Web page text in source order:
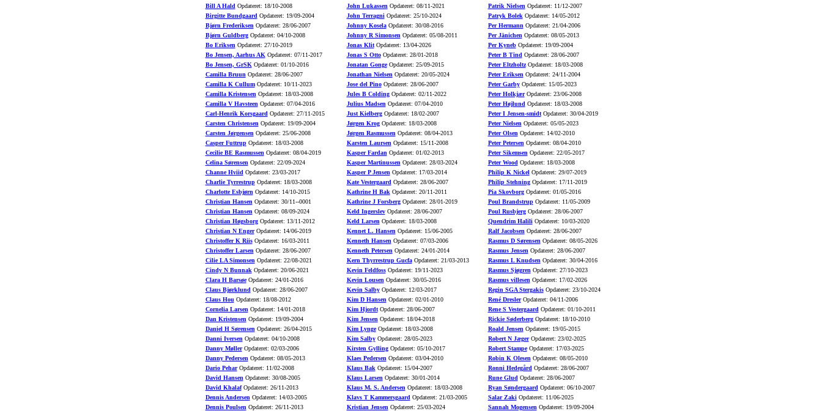
Bill A Hald Opdateret: 18/10-2008
Birgitte Bundgaard Opdateret: 19/09-2004
Bjørn Frederiksen Opdateret: 28/06-2007
Bjørn GuldbergOpdateret: 04/10-2008
Bo Eriksen Opdateret: 27/10-2019
Bo Jensen, Aarhus AK Opdateret: 07/11-2017
Bo Jensen, GrSK Opdateret: 01/10-2016
Camilla Bruun Opdateret: 28/06-2007
Camilla K CullumOpdateret: 10/11-2023
Camilla Kristensen Opdateret: 18/03-2008
Camilla V Havsteen Opdateret: 07/04-2016
Carl-Henrik Korsgaard Opdateret: 27/11-2015
Carsten Christensen Opdateret: 19/09-2004
Carsten Jørgensen Opdateret: 25/06-2008
Casper FuttrupOpdateret: 18/03-2008
Cecilie BE Rasmussen Opdateret: 08/04-2019
Celina Sørensen Opdateret: 22/09-2024
Channe Hviid Opdateret: 23/03-2017
Charlie TyrrestrupOpdateret: 18/03-2008
Charlotte Esbjørn Opdateret: 14/10-2015
Christian Hansen Opdateret: 30/11--0001
Christian Hansen Opdateret: 08/09-2024
Christian HøgsborgOpdateret: 13/11-2012
Christian N EngerOpdateret: 14/06-2019
Christoffer K RiisOpdateret: 16/03-2011
Christoffer Larsen Opdateret: 28/06-2007
Cilie LA Simonsen Opdateret: 22/08-2021
Cindy N Bunnak Opdateret: 20/06-2021
Clara H BarsøeOpdateret: 24/01-2016
Claus Bjørklund Opdateret: 28/06-2007
Claus Hou Opdateret: 18/08-2012
Cornelia Larsen Opdateret: 14/01-2018
Dan Kristensen Opdateret: 19/09-2004
Daniel H Sørensen Opdateret: 26/04-2015
Danni Iversen Opdateret: 04/10-2008
Danny MøllerOpdateret: 02/03-2006
Danny Pedersen Opdateret: 08/05-2013
Dario PeharOpdateret: 11/02-2008
David Hansen Opdateret: 30/08-2005
David KhalafOpdateret: 26/11-2013
Dennis Andersen Opdateret: 14/03-2005
Dennis Poulsen Opdateret: 26/11-2013
John Lukassen Opdateret: 08/11-2021
John TerragniOpdateret: 25/10-2024
Johnny KoselaOpdateret: 30/08-2016
Johnny R Simonsen Opdateret: 05/08-2011
Jonas KlitOpdateret: 13/04-2026
Jonas S OttoOpdateret: 28/01-2018
Jonatan GongeOpdateret: 25/09-2015
Jonathan Nielsen Opdateret: 20/05-2024
Jose del PinoOpdateret: 28/06-2007
Jules B ColdingOpdateret: 02/11-2022
Julius Madsen Opdateret: 07/04-2010
Just KielbergOpdateret: 18/02-2007
Jørgen KrogOpdateret: 18/03-2008
Jørgen Rasmussen Opdateret: 08/04-2013
Karsten Laursen Opdateret: 15/11-2008
Kasper Fardan Opdateret: 01/02-2013
Kasper Martinussen Opdateret: 28/03-2024
Kasper P Jensen Opdateret: 17/03-2014
Kate Vestergaard Opdateret: 28/06-2007
Kathrine H Bak Opdateret: 20/11-2011
Kathrine J ForsbergOpdateret: 28/01-2019
Keld IngerslevOpdateret: 28/06-2007
Keld Larsen Opdateret: 18/03-2008
Kennet L. Hansen Opdateret: 15/06-2005
Kenneth Hansen Opdateret: 07/03-2006
Kenneth Petersen Opdateret: 24/01-2014
Kern Thyrrestrup GucfaOpdateret: 21/03-2013
Kevin FeldfossOpdateret: 19/11-2023
Kevin Lousen Opdateret: 30/05-2016
Kevin SalbyOpdateret: 12/03-2017
Kim D Hansen Opdateret: 02/01-2010
Kim HjordtOpdateret: 28/06-2007
Kim Jensen Opdateret: 18/04-2018
Kim LyngeOpdateret: 18/03-2008
Kim SalbyOpdateret: 28/05-2023
Kirsten GyllingOpdateret: 05/10-2017
Klaes Pedersen Opdateret: 03/04-2010
Klaus Bak Opdateret: 15/04-2007
Klaus Larsen Opdateret: 30/01-2014
Klaus M. S. Andersen Opdateret: 18/03-2008
Klavs T Kammersgaard Opdateret: 21/03-2005
Kristian Jensen Opdateret: 25/03-2024
Patrik Nielsen Opdateret: 11/12-2007
Patryk Bolek Opdateret: 14/05-2012
Per Hermann Opdateret: 21/04-2006
Per Jänichen Opdateret: 08/05-2013
Per KynebOpdateret: 19/09-2004
Peter B Tind Opdateret: 28/06-2007
Peter EltzholtzOpdateret: 18/03-2008
Peter Eriksen Opdateret: 24/11-2004
Peter GarbyOpdateret: 15/05-2023
Peter HolkjærOpdateret: 23/06-2008
Peter Højlund Opdateret: 18/03-2008
Peter I Jensen-smidtOpdateret: 30/04-2019
Peter Nielsen Opdateret: 05/05-2023
Peter Olsen Opdateret: 14/02-2010
Peter Petersen Opdateret: 08/04-2010
Peter Sikemsen Opdateret: 22/05-2017
Peter Wood Opdateret: 18/03-2008
Philip K NickelOpdateret: 29/07-2019
Philip StehningOpdateret: 17/11-2019
Pia SkovborgOpdateret: 01/05-2016
Poul BrandstrupOpdateret: 11/05-2009
Poul RusbjergOpdateret: 28/06-2007
Quendrim HaliliOpdateret: 10/03-2020
Ralf Jacobsen Opdateret: 28/06-2007
Rasmus D Sørensen Opdateret: 08/05-2026
Rasmus Jensen Opdateret: 28/06-2007
Rasmus L Knudsen Opdateret: 30/04-2016
Rasmus Sjøgren Opdateret: 27/10-2023
Rasmus villesen Opdateret: 17/02-2026
Regin SGA StergakisOpdateret: 23/10-2024
René DreslerOpdateret: 04/11-2006
Rene S Vestergaard Opdateret: 01/10-2011
Rickie SøderbergOpdateret: 18/10-2010
Roald Jensen Opdateret: 19/05-2015
Robert N JægerOpdateret: 23/02-2025
Robert StampeOpdateret: 17/03-2025
Robin K Olesen Opdateret: 08/05-2010
Ronni Hedegård Opdateret: 28/06-2007
Rune Glud Opdateret: 28/06-2007
Ryan Søndergaard Opdateret: 06/10-2007
Salar ZakiOpdateret: 11/06-2025
Sannah Mogensen Opdateret: 19/09-2004